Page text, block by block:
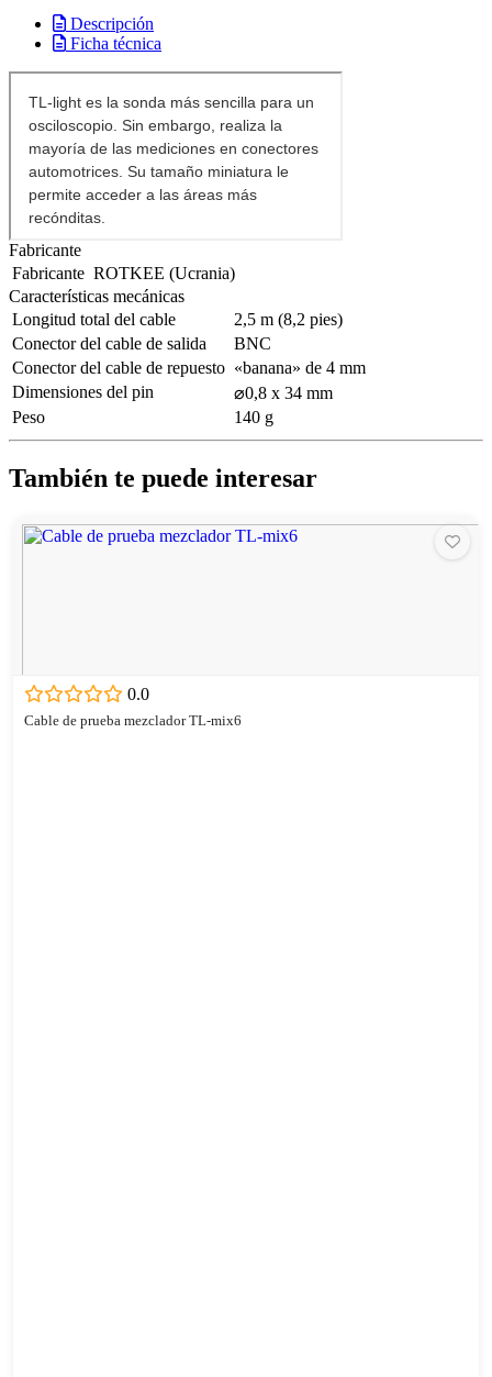
Descripción
Ficha técnica
Fabricante
Fabricante ROTKEE (Ucrania)
Características mecánicas
Longitud total del cable
2,5 m (8,2 pies)
Conector del cable de salida
BNC
Conector del cable de repuesto «banana» de 4 mm
Dimensiones del pin
⌀0,8 x 34 mm
Peso
140 g
También te puede interesar
0.0
Cable de prueba mezclador TL-mix6